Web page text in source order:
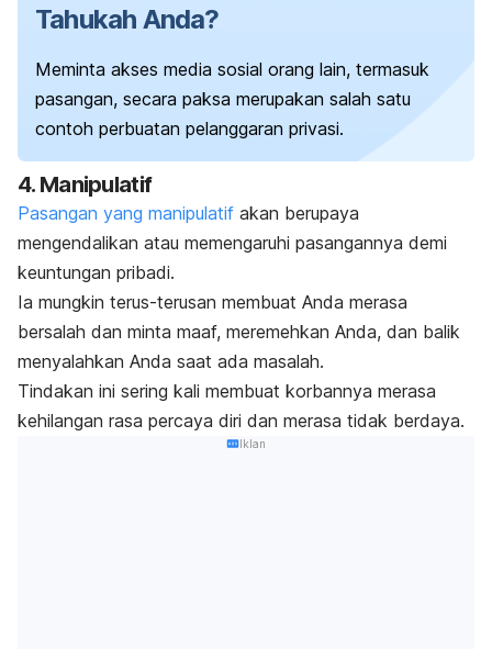
Tahukah Anda?
Meminta akses media sosial orang lain, termasuk
pasangan, secara paksa merupakan salah satu
contoh perbuatan pelanggaran privasi.
4. Manipulatif
Pasangan yang manipulatif akan berupaya
mengendalikan atau memengaruhi pasangannya demi
keuntungan pribadi.
Ia mungkin terus-terusan membuat Anda merasa
bersalah dan minta maaf, meremehkan Anda, dan balik
menyalahkan Anda saat ada masalah.
Tindakan ini sering kali membuat korbannya merasa
kehilangan rasa percaya diri dan merasa tidak berdaya.
Iklan